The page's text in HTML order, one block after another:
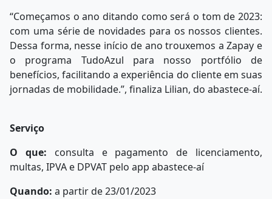
“Começamos o ano ditando como será o tom de 2023:
com uma série de novidades para os nossos clientes.
Dessa forma, nesse início de ano trouxemos a Zapay e
o programa TudoAzul para nosso portfólio de
benefícios, facilitando a experiência do cliente em suas
jornadas de mobilidade.”, finaliza Lilian, do abastece-aí.
Serviço
O que: consulta e pagamento de licenciamento,
multas, IPVA e DPVAT pelo app abastece-aí
Quando: a partir de 23/01/2023